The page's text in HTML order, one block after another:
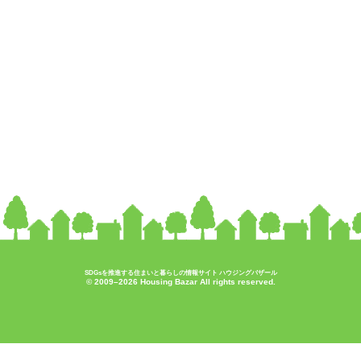
SDGsを推進する住まいと暮らしの情報サイト ハウジングバザール
© 2009–2026 Housing Bazar All rights reserved.